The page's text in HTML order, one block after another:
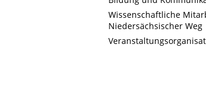
Wissenschaftliche
Niedersächsischer Weg